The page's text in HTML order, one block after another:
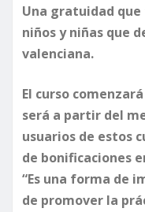
Una gratuidad
niños y niñas que
valenciana.
El curso
será a partir del
usuarios de estos
de bonificaciones
“Es una forma de
de promover la